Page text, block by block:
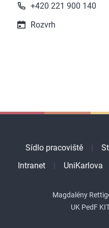
+420 221 900 140
Rozvrh
Sídlo pracoviště
Intranet
UniKarlova
Magdalény
UK PedF